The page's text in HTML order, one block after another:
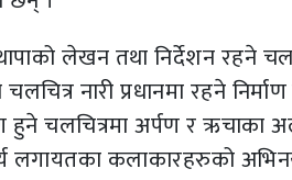
लेखन तथा निर्देशन रहने
नारी प्रधानमा रहने
हुने चलचित्रमा अर्पण र ऋचाका
लगायतका कलाकारहरुको